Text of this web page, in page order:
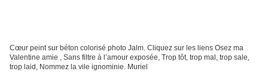
Cœur peint sur béton colorisé photo Jalm. Cliquez sur les liens Osez ma
Valentine amie , Sans filtre à l’amour exposée, Trop tôt, trop mal, trop sale,
trop laid, Nommez la vile ignominie. Muriel